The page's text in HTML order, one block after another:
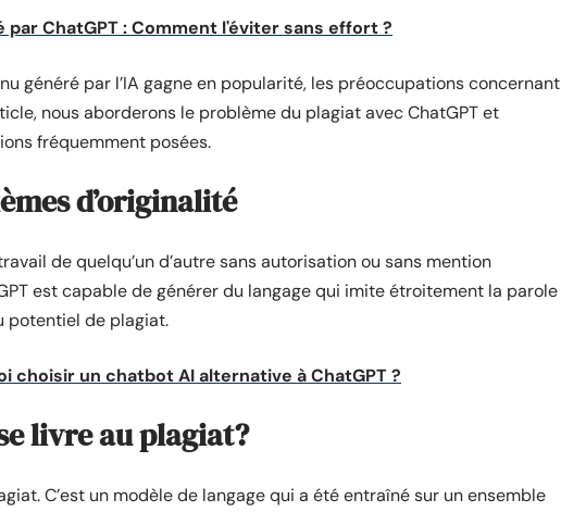
par ChatGPT : Comment l'éviter sans effort ?
généré par l’IA gagne en popularité, les préoccupations concernant
nous aborderons le problème du plagiat avec ChatGPT et
fréquemment posées.
d’originalité
de quelqu’un d’autre sans autorisation ou sans mention
est capable de générer du langage qui imite étroitement la parole
potentiel de plagiat.
choisir un chatbot AI alternative à ChatGPT ?
livre au plagiat?
C’est un modèle de langage qui a été entraîné sur un ensemble